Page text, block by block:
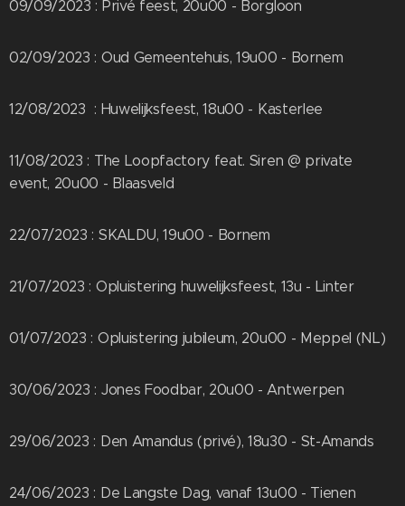
09/09/2023 : Privé feest, 20u00 - Borgloon
02/09/2023 : Oud Gemeentehuis, 19u00 - Bornem
12/08/2023 : Huwelijksfeest, 18u00 - Kasterlee
11/08/2023 : The Loopfactory feat. Siren @ private
event, 20u00 - Blaasveld
22/07/2023 : SKALDU, 19u00 - Bornem
21/07/2023 : Opluistering huwelijksfeest, 13u - Linter
01/07/2023 : Opluistering jubileum, 20u00 - Meppel (NL)
30/06/2023 : Jones Foodbar, 20u00 - Antwerpen
29/06/2023 : Den Amandus (privé), 18u30 - St-Amands
24/06/2023 : De Langste Dag, vanaf 13u00 - Tienen